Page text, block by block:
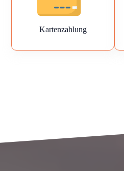
Kartenzahlung